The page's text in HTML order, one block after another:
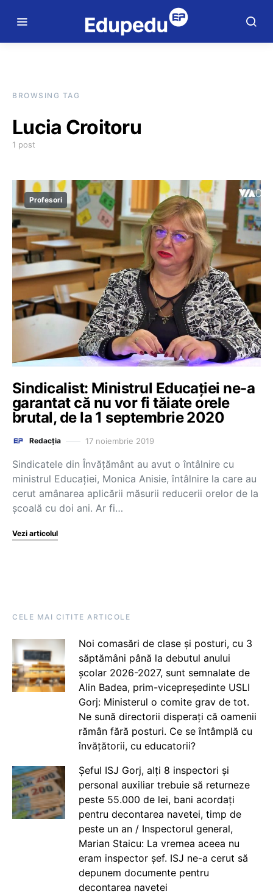
BROWSING TAG
Lucia Croitoru
1 post
Profesori
Sindicalist: Ministrul Educației ne-a
garantat că nu vor fi tăiate orele
brutal, de la 1 septembrie 2020
Redacția 17 noiembrie 2019
Sindicatele din Învățământ au avut o întâlnire cu
ministrul Educației, Monica Anisie, întâlnire la care au
cerut amânarea aplicării măsurii reducerii orelor de la
școală cu doi ani. Ar fi…
Vezi articolul
CELE MAI CITITE ARTICOLE
Noi comasări de clase și posturi, cu 3
săptămâni până la debutul anului
școlar 2026-2027, sunt semnalate de
Alin Badea, prim-vicepreședinte USLI
Gorj: Ministerul o comite grav de tot.
Ne sună directorii disperați că oamenii
rămân fără posturi. Ce se întâmplă cu
învățătorii, cu educatorii?
Șeful ISJ Gorj, alți 8 inspectori și
personal auxiliar trebuie să returneze
peste 55.000 de lei, bani acordați
pentru decontarea navetei, timp de
peste un an / Inspectorul general,
Marian Staicu: La vremea aceea nu
eram inspector șef. ISJ ne-a cerut să
depunem documente pentru
decontarea navetei